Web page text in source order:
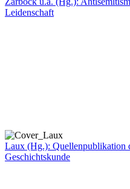
Leidenschaft
Laux (Hg.): Quellenpublikation
Geschichtskunde